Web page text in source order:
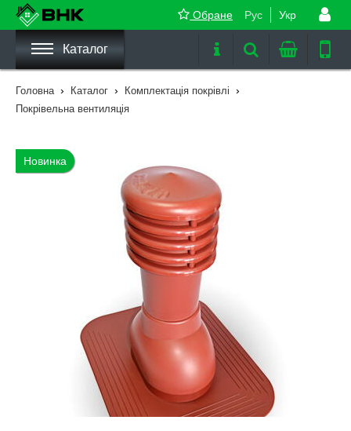
Рус Укр
Обране
Каталог
Головна › Каталог › Комплектація покрівлі ›
Покрівельна вентиляція
Новинка